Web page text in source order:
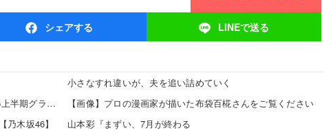
シェアする LINEで送る
【8/10発売】「週刊プレイボーイPREMIUM 2026上半期グラビア傑作選」
木坂46】
小さなすれ違いが、夫を追い詰めていく
【画像】プロの漫画家が描いた布袋百椛さんをご覧ください
山本彩『まずい、7月が終わる